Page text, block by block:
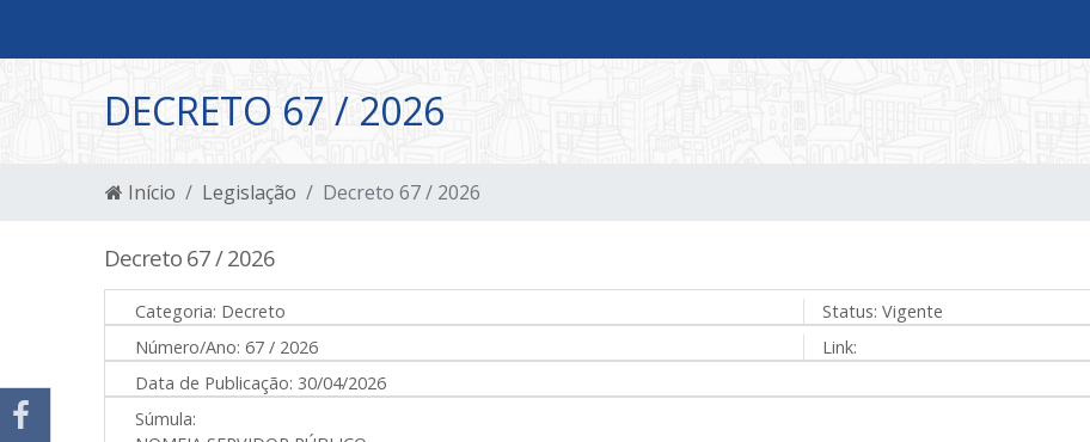
DECRETO 67 / 2026
Início Legislação Decreto 67 / 2026
Decreto 67 / 2026
Categoria: Decreto Status: Vigente
Número/Ano: 67 / 2026
Link:
Data de Publicação: 30/04/2026
Súmula: